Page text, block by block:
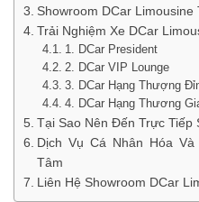
Showroom DCar Limousine
Trải Nghiệm Xe DCar
1. DCar President
2. DCar VIP Lounge
3. DCar Hạng Thượng
4. DCar Hạng Thương
Tại Sao Nên Đến Trực Tiếp
Dịch Vụ Cá Nhân Hóa
Tâm
Liên Hệ Showroom DCar